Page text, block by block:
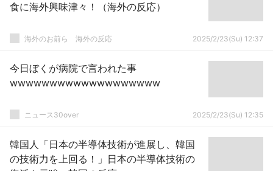
食に海外興味津々！（海外の反応）
海外のお前ら 海外の反応 2025/2/23(Su) 12:37
今日ぼくが病院で言われた事
wwwwwwwwwwwwwwwwwww
ニュース30over 2025/2/23(Su) 12:35
韓国人「日本の半導体技術が進展し、韓国
の技術力を上回る！」日本の半導体技術の